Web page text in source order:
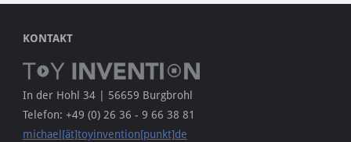
KONTAKT
In der Hohl 34 | 56659 Burgbrohl
Telefon: +49 (0) 26 36 - 9 66 38 81
michael[ät]toyinvention[punkt]de